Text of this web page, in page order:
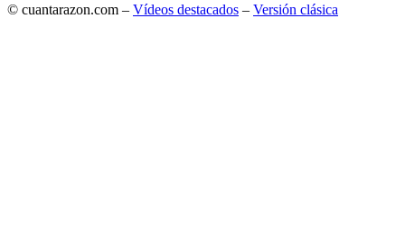
© cuantarazon.com – Vídeos destacados – Versión clásica